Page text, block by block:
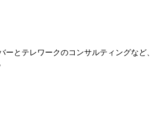
とテレワークのコンサルティングなど、